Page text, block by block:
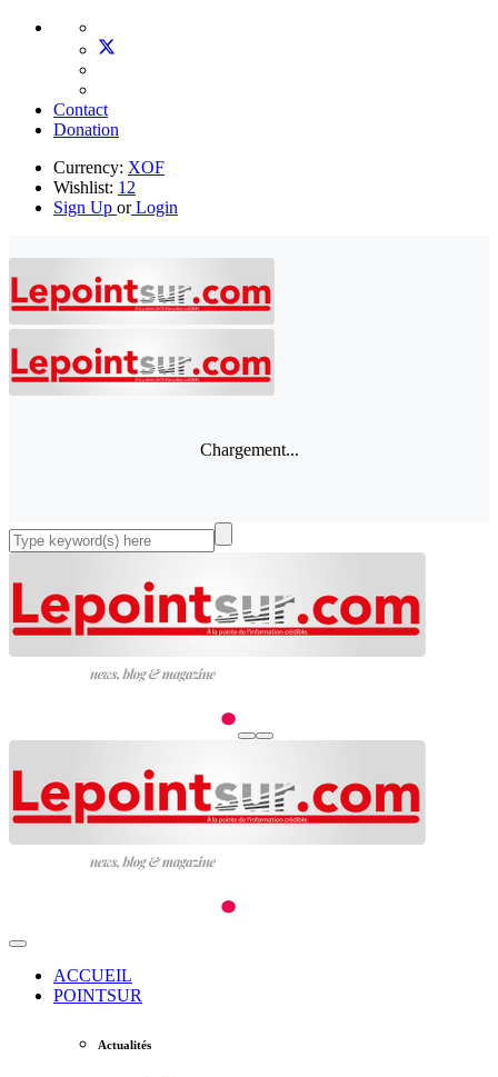
Contact
Donation
Currency: XOF
Wishlist: 12
Sign Up orLogin
Chargement...
ACCUEIL
POINTSUR
Actualités